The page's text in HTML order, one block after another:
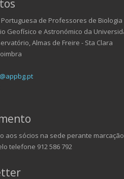
de Professores de Biologia
Geofísico e Astronómico da
Almas de Freire - Sta Clara
aos sócios na sede perante
telefone 912 586 792